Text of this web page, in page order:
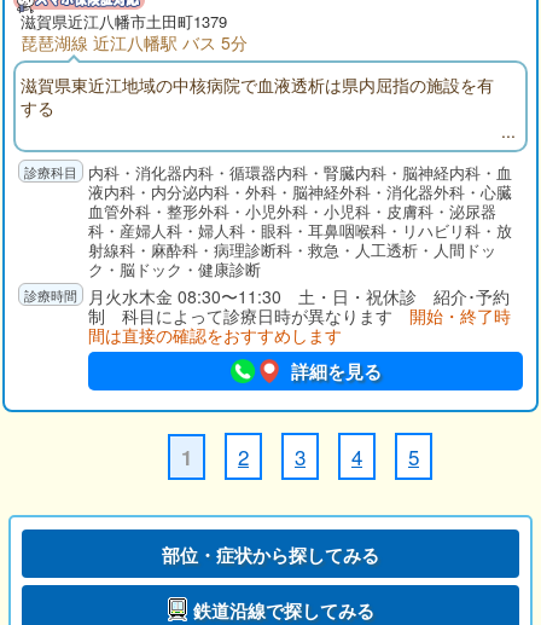
滋賀県近江八幡市土田町1379
琵琶湖線 近江八幡駅 バス 5分
滋賀県東近江地域の中核病院で血液透析は県内屈指の施設を有
する
内科・消化器内科・循環器内科・腎臓内科・脳神経内科・血
液内科・内分泌内科・外科・脳神経外科・消化器外科・心臓
血管外科・整形外科・小児外科・小児科・皮膚科・泌尿器
科・産婦人科・婦人科・眼科・耳鼻咽喉科・リハビリ科・放
射線科・麻酔科・病理診断科・救急・人工透析・人間ドッ
ク・脳ドック・健康診断
月火水木金 08:30〜11:30 土・日・祝休診 紹介･予約
制 科目によって診療日時が異なります 開始・終了時
間は直接の確認をおすすめします
詳細を見る
1 2 3 4 5
部位・症状から探してみる
鉄道沿線で探してみる